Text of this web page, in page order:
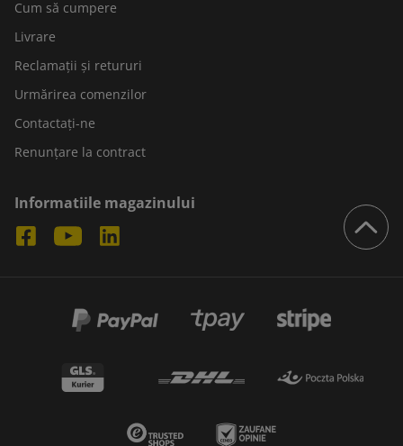
Cum să cumpere
Livrare
Reclamații și retururi
Urmărirea comenzilor
Contactați-ne
Renunțare la contract
Informatiile magazinului